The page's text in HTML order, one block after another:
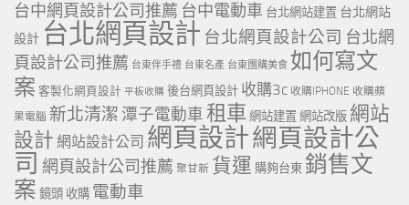
台中網頁設計公司推薦 台中電動車 台北網站建置 台北網站
設計 台北網頁設計 台北網頁設計公司 台北網
頁設計公司推薦 台東伴手禮 台東名產 台東團購美食 如何寫文
案 客製化網頁設計 平板收購 後台網頁設計 收購3c 收購IPHONE 收購蘋
果電腦 新北清潔 潭子電動車租車 網站建置 網站改版 網站
設計 網站設計公司 網頁設計網頁設計公
司 網頁設計公司推薦 聚甘新 貨運 購夠台東 銷售文
案 鏡頭 收購 電動車